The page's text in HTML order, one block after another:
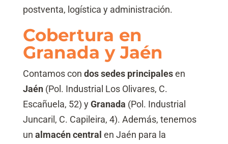
postventa, logística y administración.
Cobertura en
Granada y Jaén
Contamos con dos sedes principalesen
Jaén(Pol. Industrial Los Olivares, C.
Escañuela, 52) yGranada (Pol. Industrial
Juncaril, C. Capileira, 4). Además, tenemos
un almacén central en Jaén para la